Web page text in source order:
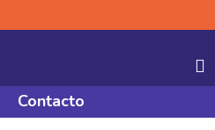
Contacto